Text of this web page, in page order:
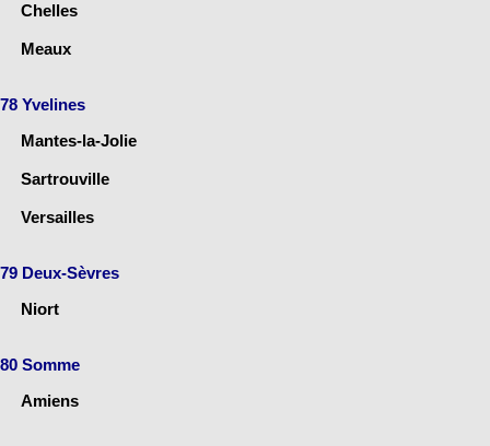
Chelles
Meaux
78 Yvelines
Mantes-la-Jolie
Sartrouville
Versailles
79 Deux-Sèvres
Niort
80 Somme
Amiens